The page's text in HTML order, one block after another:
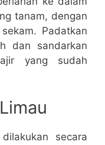
tanam, dengan
Padatkan
dan sandarkan
yang sudah
secara